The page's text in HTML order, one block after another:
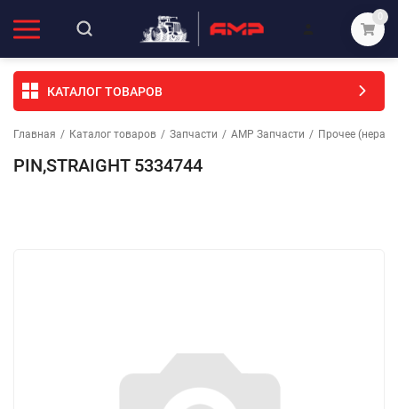
0
КАТАЛОГ ТОВАРОВ
Главная / Каталог товаров / Запчасти / АМР Запчасти / Прочее
PIN,STRAIGHT 5334744